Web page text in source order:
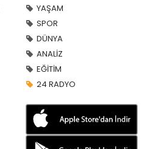
YAŞAM
SPOR
DÜNYA
ANALİZ
EĞİTİM
24 RADYO